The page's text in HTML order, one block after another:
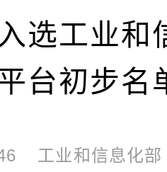
选工业和
台初步名
工业和信息化部